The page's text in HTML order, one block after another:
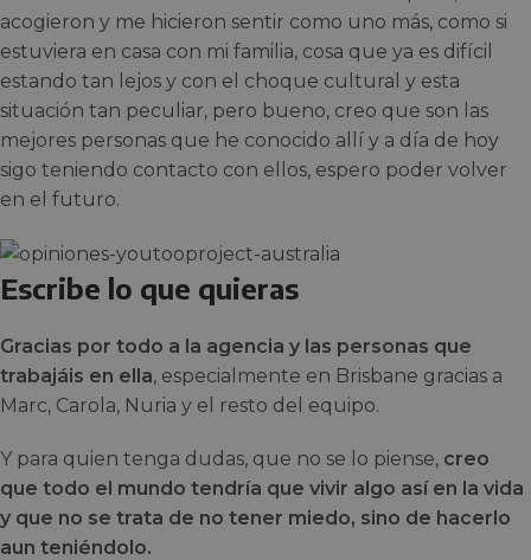
acogieron y me hicieron sentir como uno más, como si
estuviera en casa con mi familia, cosa que ya es difícil
estando tan lejos y con el choque cultural y esta
situación tan peculiar, pero bueno, creo que son las
mejores personas que he conocido allí y a día de hoy
sigo teniendo contacto con ellos, espero poder volver
en el futuro.
Escribe lo que quieras
Gracias por todo a la agencia y las personas que
trabajáis en ella, especialmente en Brisbane gracias a
Marc, Carola, Nuria y el resto del equipo.
Y para quien tenga dudas, que no se lo piense, creo
que todo el mundo tendría que vivir algo así en la vida
y que no se trata de no tener miedo, sino de hacerlo
aun teniéndolo.